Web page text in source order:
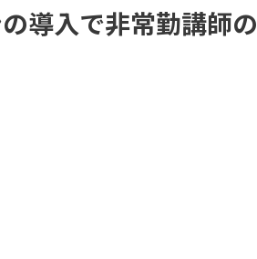
導入で非常勤講師の